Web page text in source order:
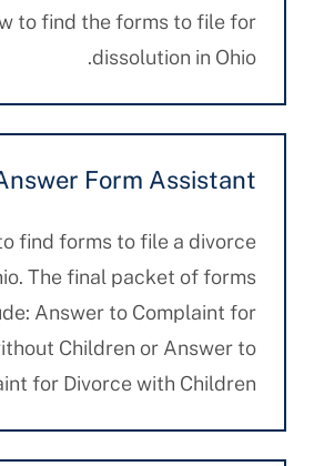
to find the forms to file for
dissolution in Ohio.
Answer Form Assistant
to find forms to file a divorce
The final packet of forms
Answer to Complaint for
without Children or Answer to
for Divorce with Children.